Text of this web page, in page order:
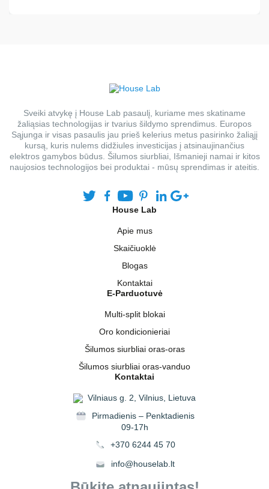
Sveiki atvykę į House Lab pasaulį, kuriame mes skatiname
žaliąsias technologijas ir tvarius šildymo sprendimus. Europos
Sąjunga ir visas pasaulis jau prieš kelerius metus pasirinko žaliąjį
kursą, kuris nulems didžiules investicijas į atsinaujinančius
elektros gamybos būdus. Šilumos siurbliai, Išmanieji namai ir kitos
naujosios technologijos bei produktai - mūsų sprendimas ir ateitis.
House Lab
Apie mus
Skaičiuoklė
Blogas
Kontaktai
E-Parduotuvė
Multi-split blokai
Oro kondicionieriai
Šilumos siurbliai oras-oras
Šilumos siurbliai oras-vanduo
Kontaktai
Vilniaus g. 2, Vilnius, Lietuva
Pirmadienis – Penktadienis
09-17h
+370 6244 45 70
info@houselab.lt